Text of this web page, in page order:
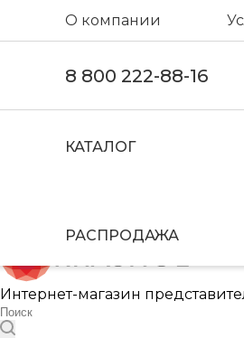
О компании
8 800 222-88-16
КАТАЛОГ
РАСПРОДАЖА
Интернет-магазин